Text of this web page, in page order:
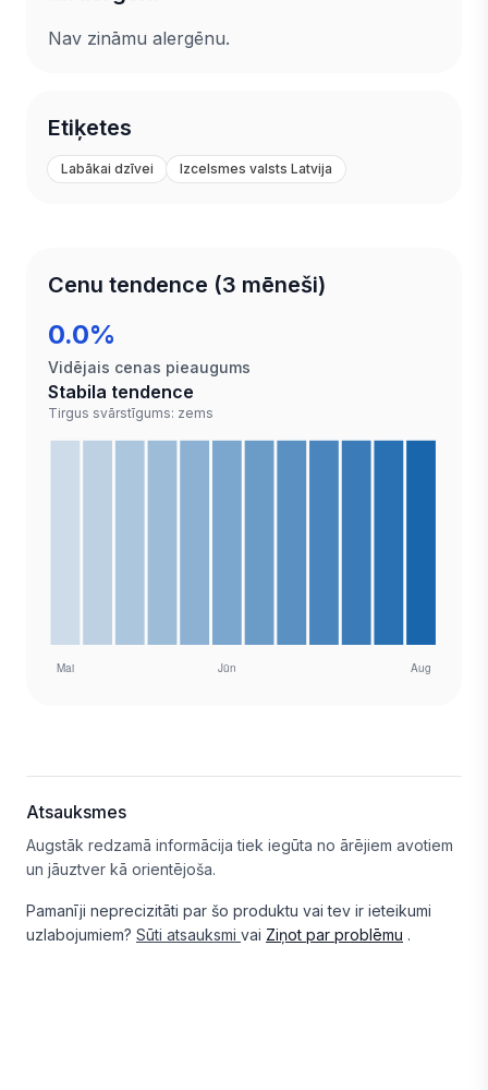
Nav zināmu alergēnu.
Etiķetes
Labākai dzīvei Izcelsmes valsts Latvija
Cenu tendence (3 mēneši)
0.0%
Vidējais cenas pieaugums
Stabila tendence
Tirgus svārstīgums: zems
Atsauksmes
Augstāk redzamā informācija tiek iegūta no ārējiem avotiem
un jāuztver kā orientējoša.
Pamanīji neprecizitāti par šo produktu vai tev ir ieteikumi
uzlabojumiem? Sūti atsauksmi vai Ziņot par problēmu .